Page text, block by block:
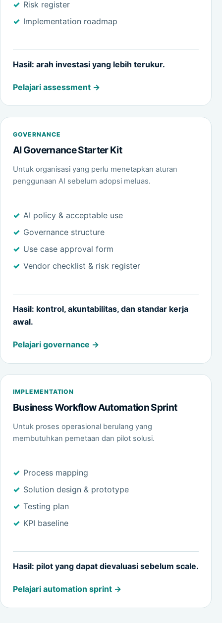
Risk register
Implementation roadmap
Hasil: arah investasi yang lebih terukur.
Pelajari assessment
GOVERNANCE
AI Governance Starter Kit
Untuk organisasi yang perlu menetapkan aturan
penggunaan AI sebelum adopsi meluas.
AI policy & acceptable use
Governance structure
Use case approval form
Vendor checklist & risk register
Hasil: kontrol, akuntabilitas, dan standar kerja
awal.
Pelajari governance
IMPLEMENTATION
Business Workflow Automation Sprint
Untuk proses operasional berulang yang
membutuhkan pemetaan dan pilot solusi.
Process mapping
Solution design & prototype
Testing plan
KPI baseline
Hasil: pilot yang dapat dievaluasi sebelum scale.
Pelajari automation sprint